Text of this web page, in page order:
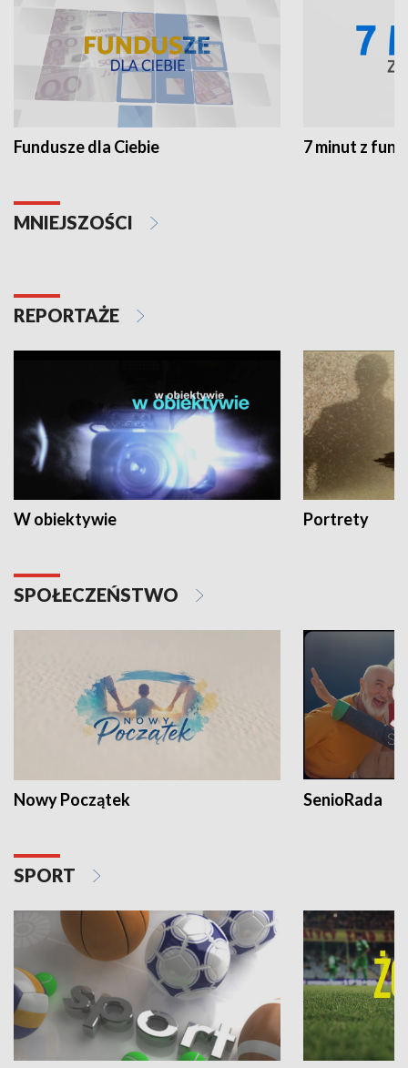
Fundusze dla Ciebie 7 minut z
MNIEJSZOŚCI
REPORTAŻE
W obiektywie Portrety
SPOŁECZEŃSTWO
Nowy Początek SenioRada
SPORT